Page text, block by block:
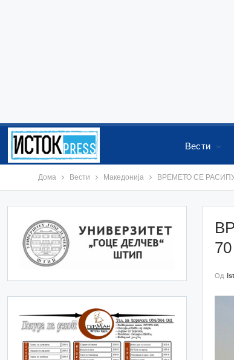
Вести
Дома Вести Македонија ВРЕМЕТО СЕ
Од